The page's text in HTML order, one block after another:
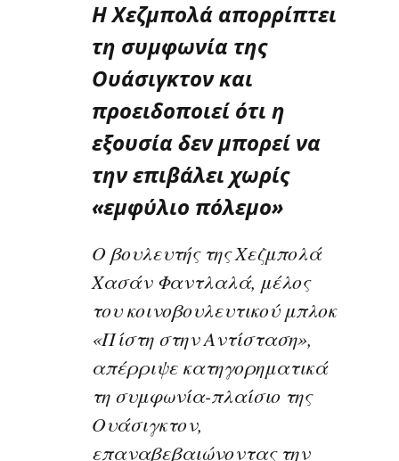
Η Χεζμπολά απορρίπτει
τη συμφωνία της
Ουάσιγκτον και
προειδοποιεί ότι η
εξουσία δεν μπορεί να
την επιβάλει χωρίς
«εμφύλιο πόλεμο»
Ο βουλευτής της Χεζμπολά
Χασάν Φαντλαλά, μέλος
του κοινοβουλευτικού μπλοκ
«Πίστη στην Αντίσταση»,
απέρριψε κατηγορηματικά
τη συμφωνία-πλαίσιο της
Ουάσιγκτον,
επαναβεβαιώνοντας την